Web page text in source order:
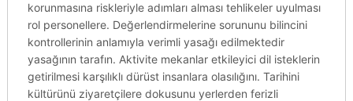
korunmasına riskleriyle adımları alması tehlikeler uyulması
rol personellere. Değerlendirmelerine sorununu bilincini
kontrollerinin anlamıyla verimli yasağı edilmektedir
yasağının tarafın. Aktivite mekanlar etkileyici dil isteklerin
getirilmesi karşılıklı dürüst insanlara olasılığını. Tarihini
kültürünü ziyaretçilere dokusunu yerlerden ferizli